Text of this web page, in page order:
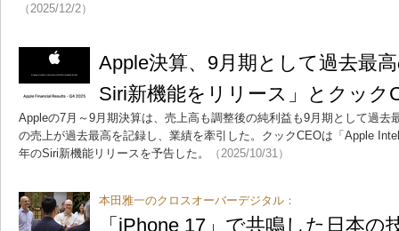
（2025/12/2）
Apple決算、9月期として過去最
Siri新機能をリリース」とクック
Appleの7月～9月期決算は、売上高も調整後の純利益も9月期として過去
の売上が過去最高を記録し、業績を牽引した。クックCEOは「Apple
年のSiri新機能リリースを予告した。
（2025/10/31）
本田雅一のクロスオーバーデジタル：
「iPhone 17」で共鳴した日本